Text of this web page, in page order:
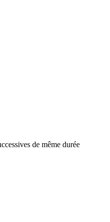
de même durée